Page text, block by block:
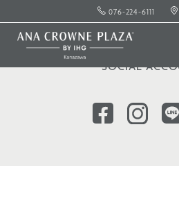
076-224-6111
ソーシャル
SOCIAL